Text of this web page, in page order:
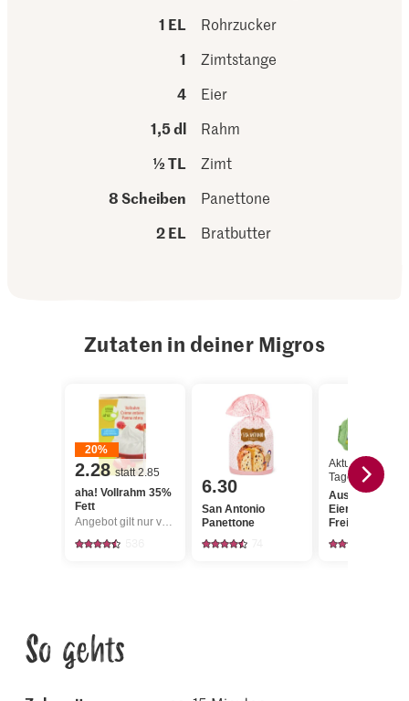
1 EL
Rohrzucker
1
Zimtstange
4
Eier
1,5 dl
Rahm
½ TL
Zimt
8 Scheiben
Panettone
2 EL
Bratbutter
Zutaten in deiner Migros
20%
2.28 statt 2.85
aha! Vollrahm 35%
Fett
Angebot gilt nur vom 6.8. bis 12.8.2026, solange Vorrat.
6.30
San Antonio
Panettone
Aktueller
Tagespreis
Aus der Region
Eier
Freilandhaltung
So gehts